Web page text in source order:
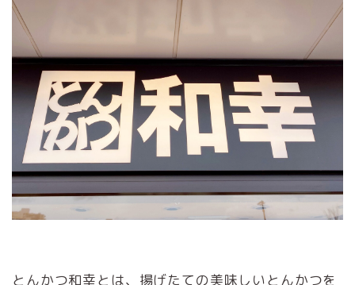
とんかつ和幸とは、揚げたての美味しいとんかつを